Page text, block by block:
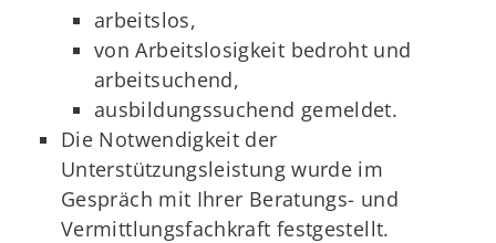
arbeitslos,
von Arbeitslosigkeit bedroht und
arbeitsuchend,
ausbildungssuchend gemeldet.
Die Notwendigkeit der
Unterstützungsleistung wurde im
Gespräch mit Ihrer Beratungs- und
Vermittlungsfachkraft festgestellt.